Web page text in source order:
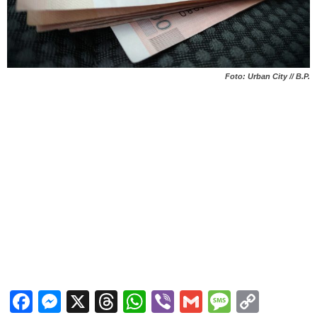
Foto: Urban City // B.P.
Facebook
Messenger
X Threads
WhatsApp
ViberGmail